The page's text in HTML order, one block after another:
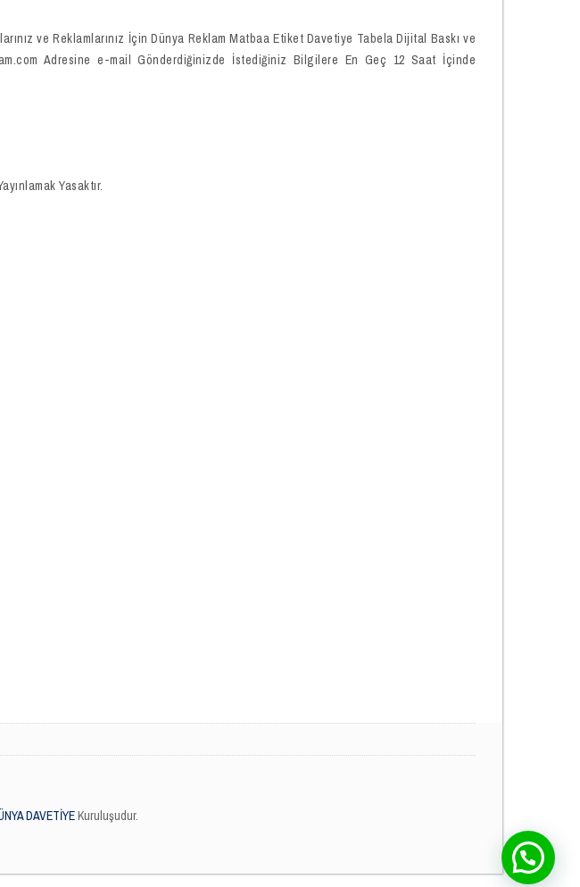
ve Reklamlarınız İçin Dünya Reklam Matbaa Etiket Davetiye Tabela Dijital Baskı ve
Adresine e-mail Gönderdiğinizde İstediğiniz Bilgilere En Geç 12 Saat İçinde
Yasaktır.
DAVETİYEKuruluşudur.